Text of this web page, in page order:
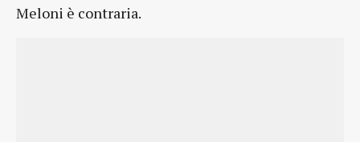
Meloni è contraria.